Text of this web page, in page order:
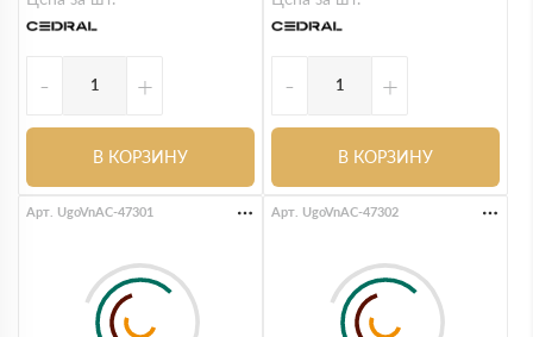
- +
В КОРЗИНУ
- +
В КОРЗИНУ
Арт. UgoVnAC-47301 Арт. UgoVnAC-47302